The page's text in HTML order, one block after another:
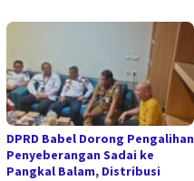
DPRD Babel Dorong Pengalihan
Penyeberangan Sadai ke
Pangkal Balam, Distribusi